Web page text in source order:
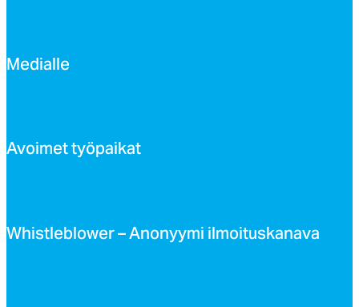
Me­dial­le
Avoi­met työ­pai­kat
Whist­leb­lo­wer – Ano­nyy­mi il­moi­tus­ka­na­va